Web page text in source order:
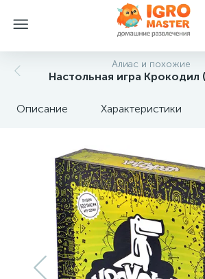
Алиас и похожие
Настольная игра Крокодил
Описание Характеристики